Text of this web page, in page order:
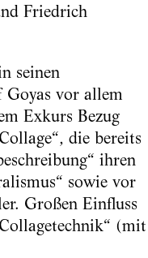
Friedrich
seinen
vor allem
Exkurs Bezug
die bereits
ihren
sowie vor
Großen Einfluss
(mit